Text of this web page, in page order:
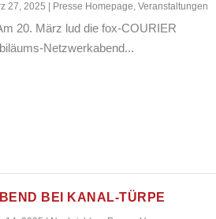
27, 2025 Presse Homepage, Veranstaltungen
20. März lud die fox-COURIER
Netzwerkabend...
BEI KANAL-TÜRPE